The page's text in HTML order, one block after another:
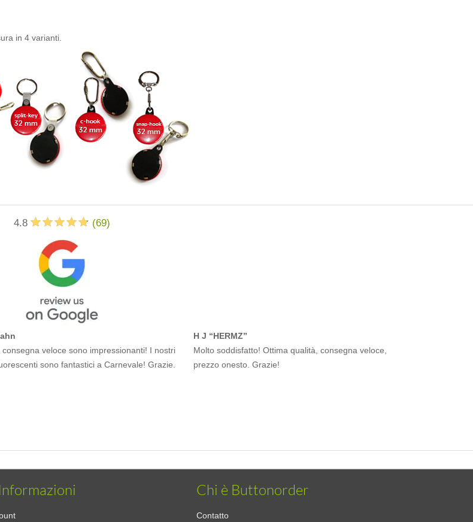
in 4 varianti.
4.8 (69)
consegna veloce sono impressionanti! I nostri
sono fantastici a Carnevale! Grazie.
H J “HERMZ”
Molto soddisfatto! Ottima qualità, consegna veloce,
prezzo onesto. Grazie!
Chi è Buttonorder
Contatto